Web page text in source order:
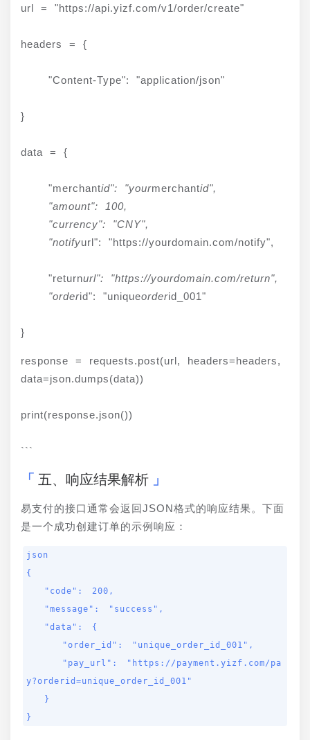
url = "https://api.yizf.com/v1/order/create"
headers = {
    "Content-Type": "application/json"
}
data = {
    "merchant
id": "yourmerchantid",
    "notify
url": "https://yourdomain.com/notify",
    "return
url": "https://yourdomain.com/return",
    "order
id": "uniqueorderid_001"
}
response = requests.post(url, headers=headers,
data=json.dumps(data))
print(response.json())
```
五、响应结果解析
易支付的接口通常会返回JSON格式的响应结果。下面
是一个成功创建订单的示例响应：
json
{
y?orderid=unique_order_id_001"
}